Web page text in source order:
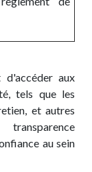
aux
tels que les
et autres
au sein